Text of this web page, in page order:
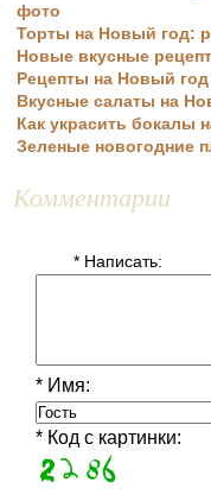
фото
Торты на Новый год:
Новые вкусные
Рецепты на Новый
Вкусные салаты на
Как украсить бокалы
Зеленые новогодние
Комментарии
* Написать:
* Имя:
* Код с картинки: